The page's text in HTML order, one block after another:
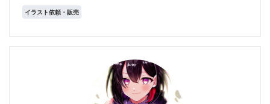
イラスト依頼・販売